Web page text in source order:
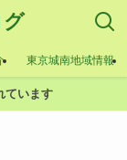
グ
東京城南地域情報
ています